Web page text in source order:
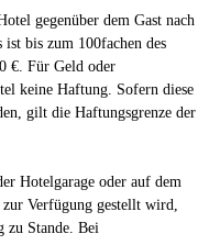
gegenüber dem Gast nach
ist bis zum 100fachen des
€. Für Geld oder
keine Haftung. Sofern diese
gilt die Haftungsgrenze der
Hotelgarage oder auf dem
Verfügung gestellt wird,
zu Stande. Bei